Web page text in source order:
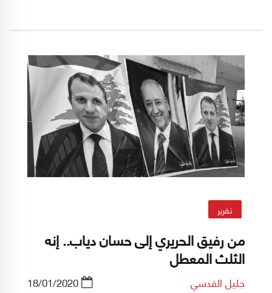
الحتمي للجميع. خصوصاً أنّ الربّان، ومتى كان كفوءًا
وماهراً، بمقدوره أخْذ الكثير من المشاكل على عاتقه
وحلّها، من دون أن يعرف الركّاب، أصلاً، بوجودها.
تقرير
من رفيق الحريري إلى حسان دياب.. إنه
الثلث المعطل
جليل القدسي 18/01/2020